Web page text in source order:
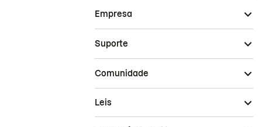
Empresa
Suporte
Comunidade
Leis